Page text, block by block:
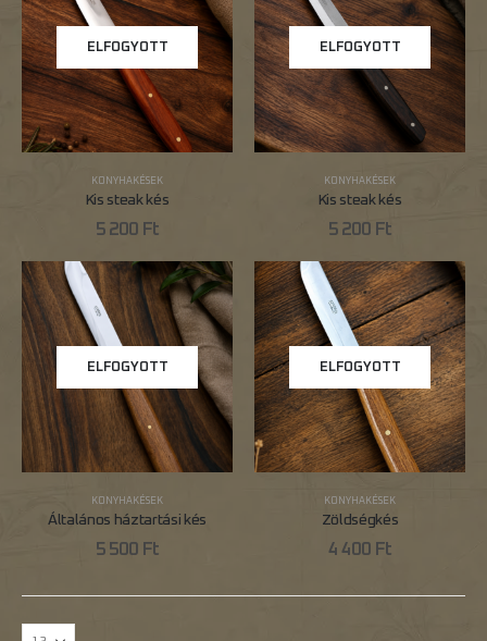
ELFOGYOTT
KONYHAKÉSEK
Kis steak kés
5 200 Ft
ELFOGYOTT
KONYHAKÉSEK
Kis steak kés
5 200 Ft
ELFOGYOTT
KONYHAKÉSEK
Általános háztartási kés
5 500 Ft
ELFOGYOTT
KONYHAKÉSEK
Zöldségkés
4 400 Ft